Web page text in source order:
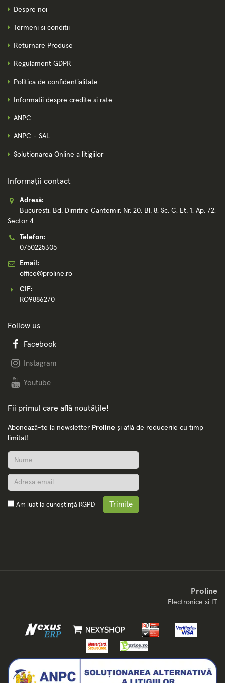
Despre noi
Termeni si conditii
Returnare Produse
Regulament GDPR
Politica de confidentialitate
Informatii despre credite si rate
ANPC
ANPC - SAL
Solutionarea Online a litigiilor
Informații contact
Adresă:
Bucuresti, Bd. Dimitrie Cantemir, Nr. 20, Bl. 8, Sc. C, Et. 1, Ap. 72,
Sector 4
Telefon:
0750225305
Email:
office@proline.ro
CIF:
RO9886270
Follow us
Facebook
Instagram
Youtube
Fii primul care află noutățile!
Abonează-te la newsletter Proline și află de reducerile cu timp
limitat!
Am luat la cunoștință RGPD Trimite
Proline
Electronice si IT